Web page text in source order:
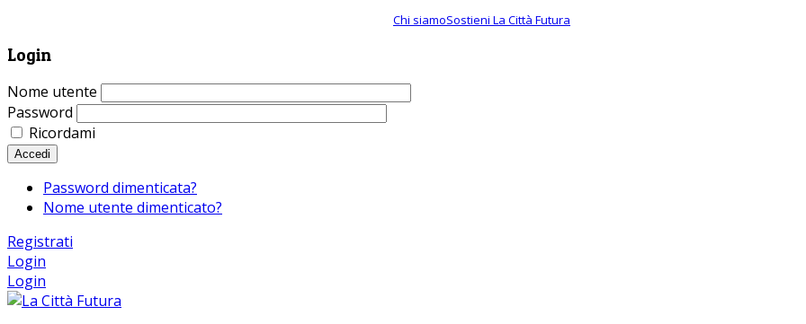
Chi siamoSostieni La Città Futura
Login
Nome utente
Password
Ricordami
Accedi
Password dimenticata?
Nome utente dimenticato?
Registrati
Login
Login